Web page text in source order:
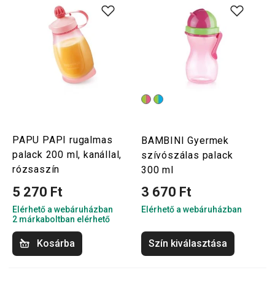
PAPU PAPI rugalmas
palack 200 ml, kanállal,
rózsaszín
5 270 Ft
Elérhető a webáruházban
2 márkaboltban elérhető
Kosárba
BAMBINI Gyermek
szívószálas palack
300 ml
3 670 Ft
Elérhető a webáruházban
Szín kiválasztása